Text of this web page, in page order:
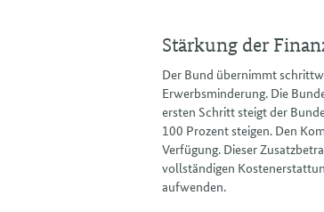
Stärkung der
Der Bund übernimmt
Erwerbsminderung. Die
ersten Schritt steigt der
100 Prozent steigen. Den
Verfügung. Dieser
vollständigen
aufwenden.